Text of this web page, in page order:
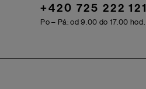
+420 725 222 121
Po – Pá: od 9.00 do 17.00 hod.